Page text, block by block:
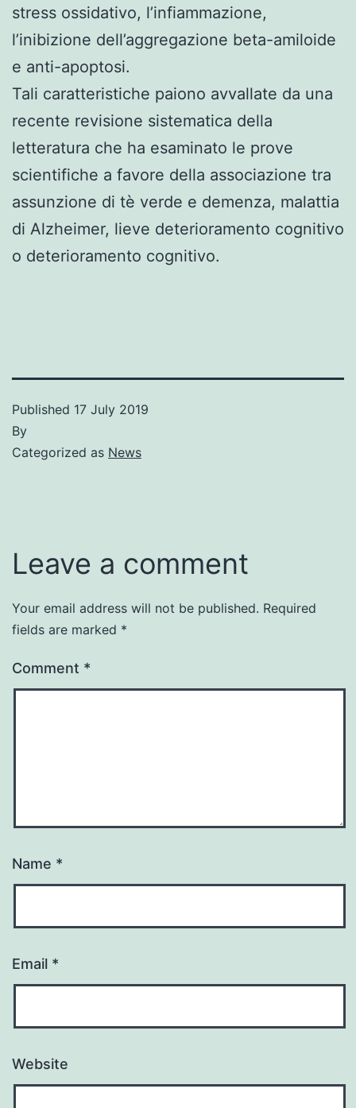
stress ossidativo, l’infiammazione,
l’inibizione dell’aggregazione beta-amiloide
e anti-apoptosi.
Tali caratteristiche paiono avvallate da una
recente revisione sistematica della
letteratura che ha esaminato le prove
scientifiche a favore della associazione tra
assunzione di tè verde e demenza, malattia
di Alzheimer, lieve deterioramento cognitivo
o deterioramento cognitivo.
Published 17 July 2019
By
Categorized as News
Leave a comment
Your email address will not be published. Required
fields are marked *
Comment *
Name *
Email *
Website